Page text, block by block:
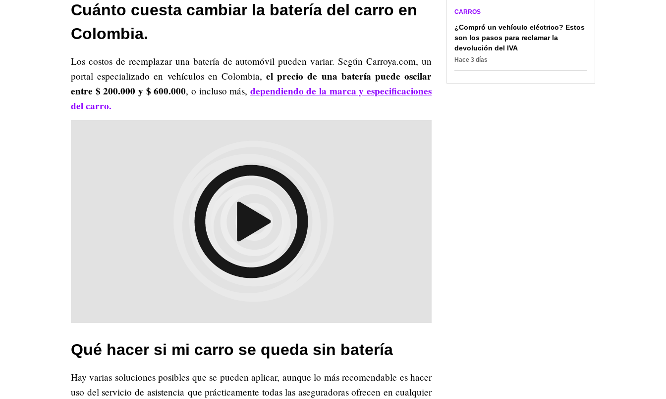
Cuánto cuesta cambiar la batería del carro en
Colombia.
Los costos de reemplazar una batería de automóvil pueden variar. Según Carroya.com, un
portal especializado en vehículos en Colombia, el precio de una batería puede oscilar
entre $ 200.000 y $ 600.000, o incluso más, dependiendo de la marca y especificaciones
del carro.
Qué hacer si mi carro se queda sin batería
Hay varias soluciones posibles que se pueden aplicar, aunque lo más recomendable es hacer
uso del servicio de asistencia que prácticamente todas las aseguradoras ofrecen en cualquier
CARROS
¿Compró un vehículo eléctrico? Estos
son los pasos para reclamar la
devolución del IVA
Hace 3 días